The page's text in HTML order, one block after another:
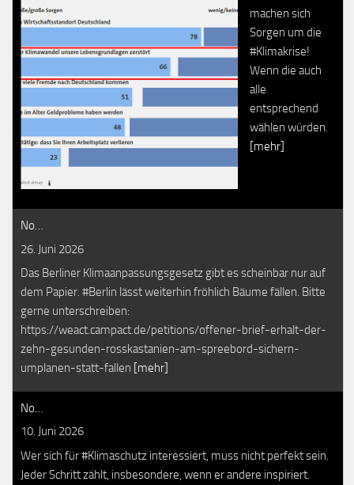
machen sich
Sorgen um die
#Klimakrise!
Wenn die auch
alle
entsprechend
wählen würden.
[mehr]
No…
26. Juni 2026
Das Berliner Klimaanpassungsgesetz gibt es scheinbar nur auf
dem Papier. #Berlin lässt weiterhin fröhlich Bäume fällen. Bitte
gerne unterschreiben:
https://weact.campact.de/petitions/offener-brief-erhalt-der-
zehn-gesunden-rosskastanien-am-spreebord-sichern-
umplanen-statt-fallen [mehr]
No…
10. Juni 2026
Wer sich für #Klimaschutz interessiert, muss nicht perfekt sein.
Jeder Schritt zählt, insbesondere, wenn er andere inspiriert.